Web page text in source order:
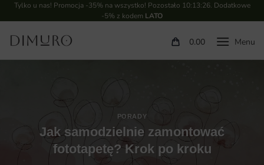
Tylko u nas! Promocja -35% na wszystko! Pozostało 10:13:26. Dodatkowe
-5% z kodem LATO
0.00
PORADY
Jak samodzielnie zamontować
fototapetę? Krok po kroku